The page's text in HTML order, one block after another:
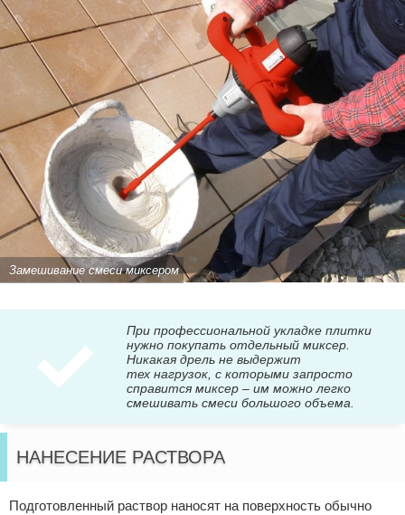
Замешивание смеси миксером
При профессиональной укладке плитки
нужно покупать отдельный миксер.
Никакая дрель не выдержит
тех нагрузок, с которыми запросто
справится миксер – им можно легко
смешивать смеси большого объема.
НАНЕСЕНИЕ РАСТВОРА
Подготовленный раствор наносят на поверхность обычно